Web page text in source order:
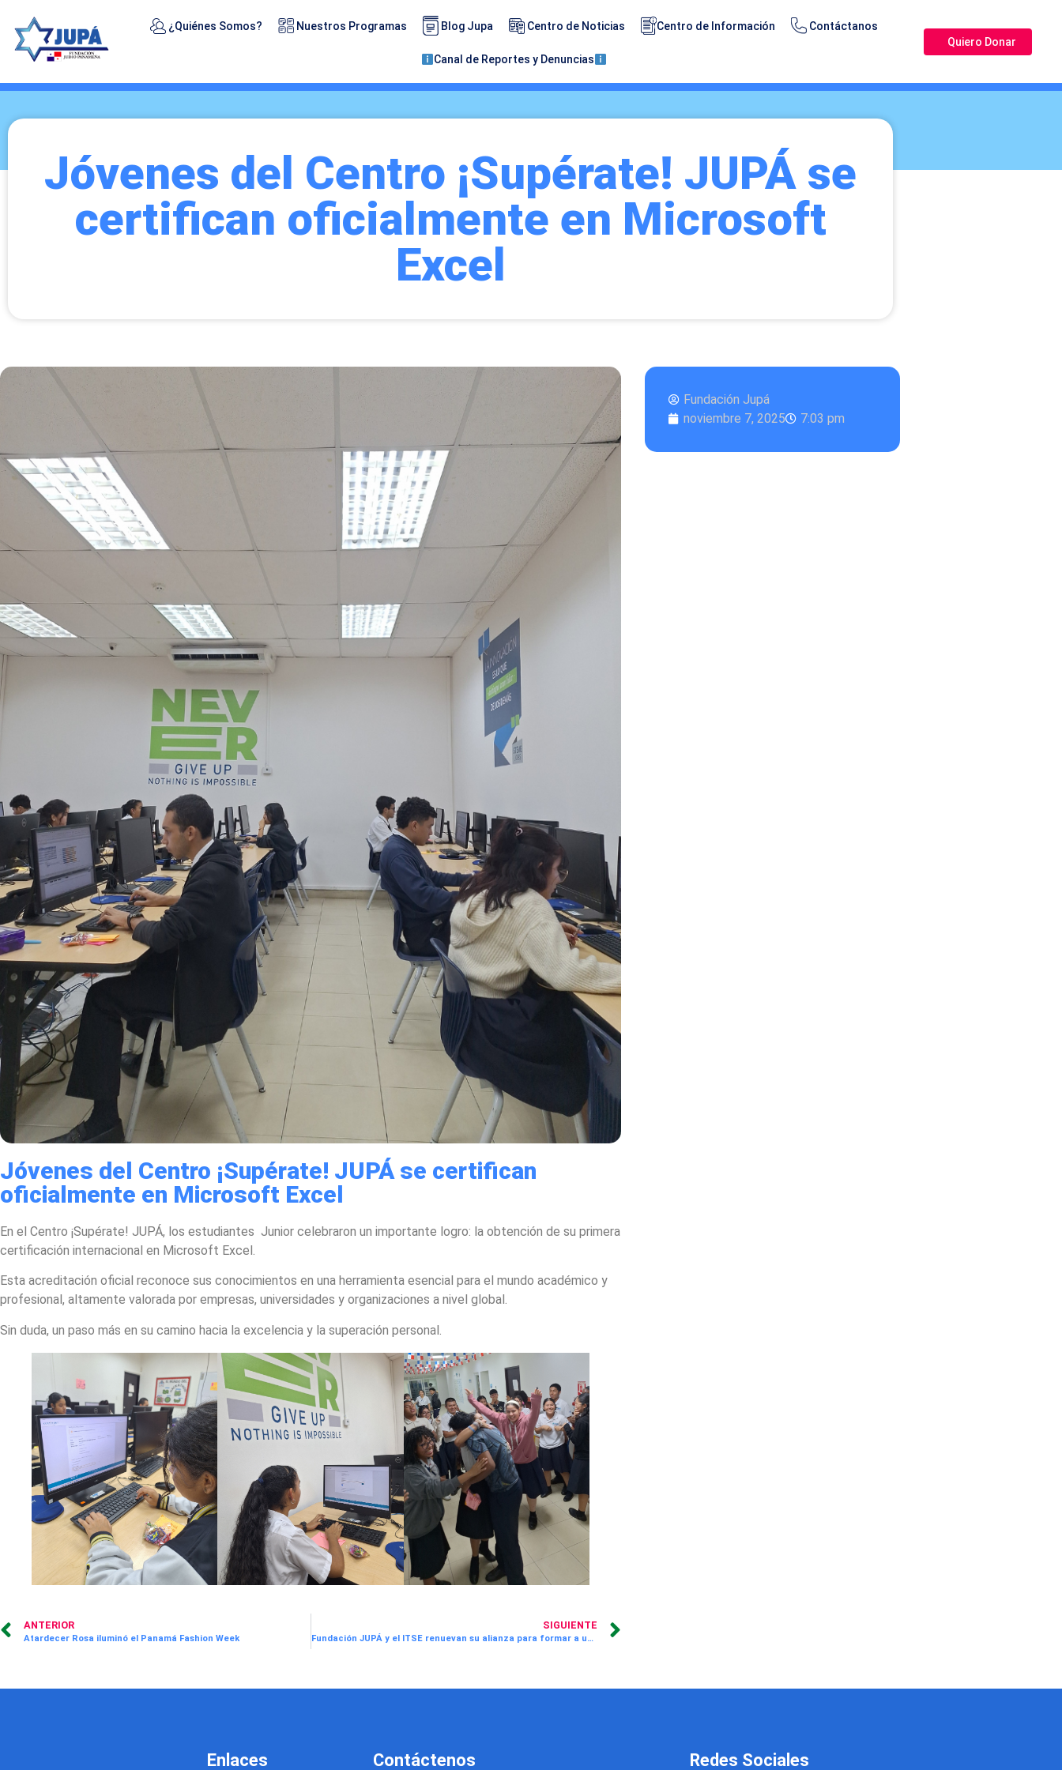
¿Quiénes Somos? Nuestros Programas Blog Jupa Centro de Noticias Centro de Información Contáctanos
Canal de Reportes y Denuncias
Quiero Donar
Jóvenes del Centro ¡Supérate! JUPÁ se
certifican oficialmente en Microsoft
Excel
Jóvenes del Centro ¡Supérate! JUPÁ se certifican
oficialmente en Microsoft Excel
En el Centro ¡Supérate! JUPÁ, los estudiantes Junior celebraron un importante logro: la obtención de su primera
certificación internacional en Microsoft Excel.
Esta acreditación oficial reconoce sus conocimientos en una herramienta esencial para el mundo académico y
profesional, altamente valorada por empresas, universidades y organizaciones a nivel global.
Sin duda, un paso más en su camino hacia la excelencia y la superación personal.
ANTERIOR
Atardecer Rosa iluminó el Panamá Fashion Week
SIGUIENTE
Fundación JUPÁ y el ITSE renuevan su alianza para formar a una nueva generación de Técnicos en Artes Culinarias
Fundación Jupá
noviembre 7, 2025
7:03 pm
Enlaces Contáctenos Redes Sociales